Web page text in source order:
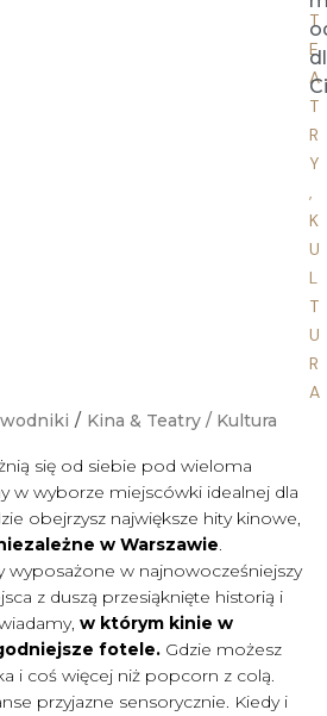
T
E
A
T
R
Y
,
K
U
L
T
U
R
A
/ Kina & Teatry / Kultura
się od siebie pod wieloma
w wyborze miejscówki idealnej dla
obejrzysz największe hity kinowe,
w Warszawie.
wyposażone w najnowocześniejszy
z duszą przesiąknięte historią i
w którym kinie w
fotele. Gdzie możesz
i coś więcej niż popcorn z colą.
przyjazne sensorycznie. Kiedy i